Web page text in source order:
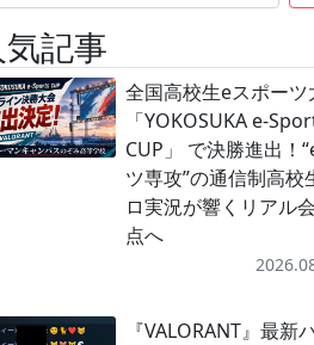
記事
全国高校生eスポーツ
「YOKOSUKA e-
CUP」 で決勝進出！
ツ専攻”の通信制高校
ロ実況が響くリアル
点へ
『VALORANT』最新